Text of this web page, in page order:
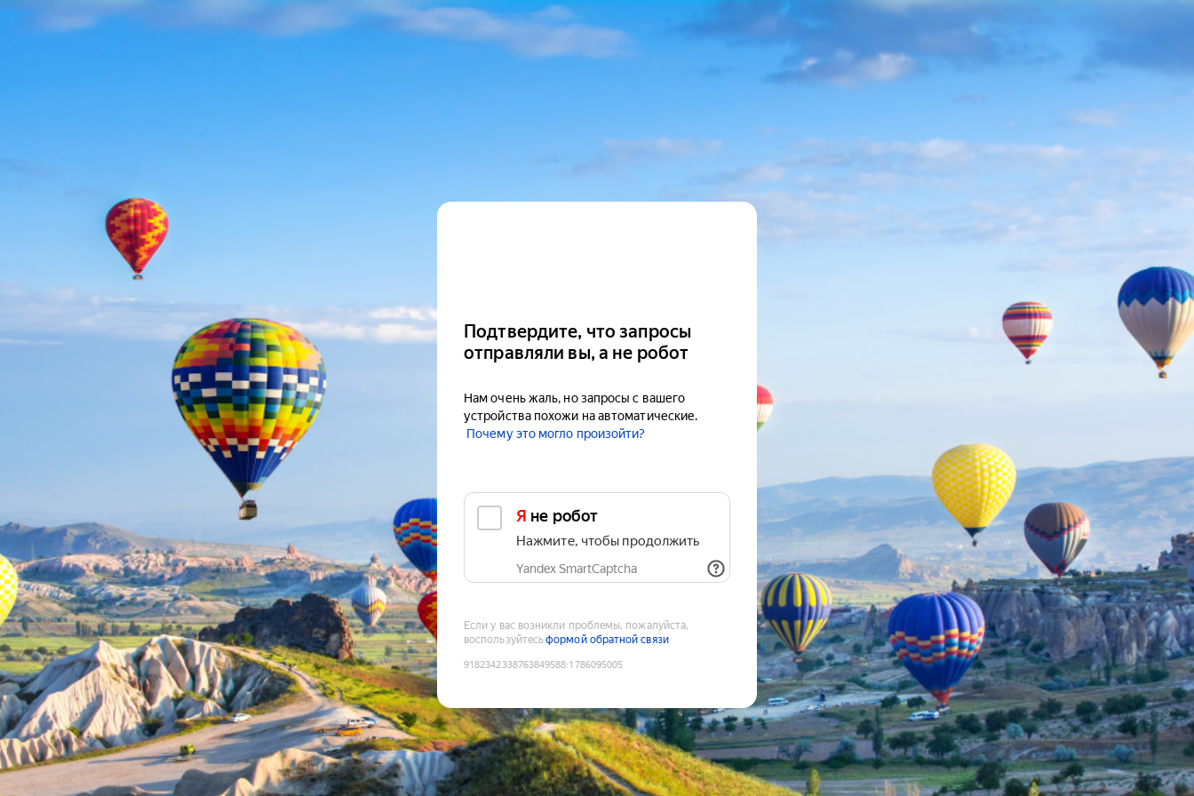
Подтвердите, что запросы
отправляли вы, а не робот
Нам очень жаль, но запросы с вашего
устройства похожи на автоматические.
Почему это могло произойти?
Я не робот
Нажмите, чтобы продолжить
Yandex SmartCaptcha
Если у вас возникли проблемы, пожалуйста,
воспользуйтесьформой обратной связи
9182342338763849588:1786095005